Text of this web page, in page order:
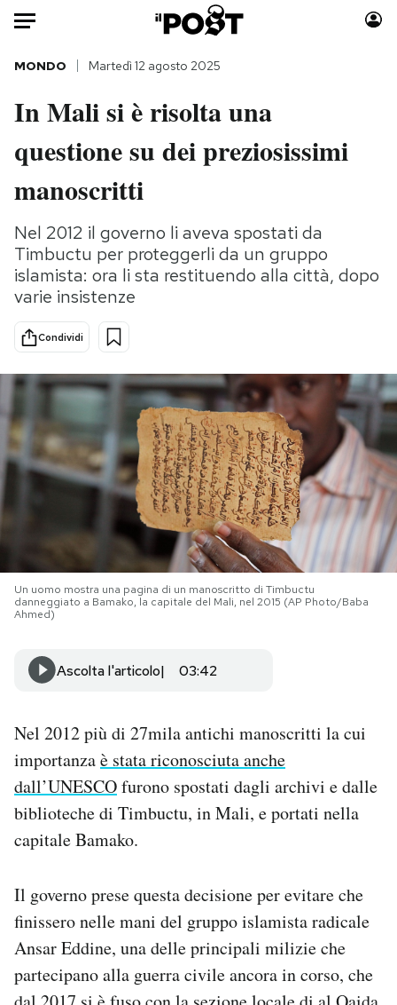
Auto
HOME
Italia
Politica
Tecnologia
Internet
Scienza
Cultura
Economia
Sport
Moda
Storie/Idee
Ok Boomer!
Media
PODCAST
NEWSLETTER
I MIEI PREFERITI
SHOP
CALENDARIO
AREA PERSONALE
Area Personale
Newsletter
Notifiche mobile
Regala il Post
MONDO Martedì 12 agosto 2025
In Mali si è risolta una
questione su dei preziosissimi
manoscritti
Nel 2012 il governo li aveva spostati da
Timbuctu per proteggerli da un gruppo
islamista: ora li sta restituendo alla città, dopo
varie insistenze
Condividi
Un uomo mostra una pagina di un manoscritto di Timbuctu
danneggiato a Bamako, la capitale del Mali, nel 2015 (AP Photo/Baba
Ahmed)
Ascolta l'articolo 03:42
Nel 2012 più di 27mila antichi manoscritti la cui
importanzaè stata riconosciuta anche
dall’UNESCOfurono spostati dagli archivi e dalle
biblioteche di Timbuctu, in Mali, e portati nella
capitale Bamako.
Il governo prese questa decisione per evitare che
finissero nelle mani del gruppo islamista radicale
Ansar Eddine, una delle principali milizie che
partecipano alla guerra civile ancora in corso, che